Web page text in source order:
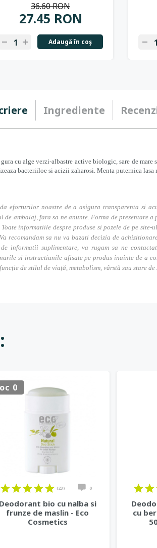
27.45 RON
36.60 RON
Adaugă în coş
+
- -
Ingrediente
cu alge verzi-albastre active biologic, sare de
bacteriiloe si acizii zaharosi. Menta puternica lasa
eforturilor noastre de a asigura transparenta si
de ambalaj, fara sa ne anunte. Forma de prezentare
Toate informatiile despre produse si pozele de pe
recomandam sa nu va bazati decizia de
de informatii suplimentare, va rugam sa ne
si instructiunile afisate pe produs inainte de a
de stilul de viață, metabolism, vârstă sau stare de
0
(23) 0
bio cu nalba si
frunze de maslin - Eco
Cosmetics
cu